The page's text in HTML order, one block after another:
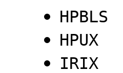
HPBLS
HPUX
IRIX